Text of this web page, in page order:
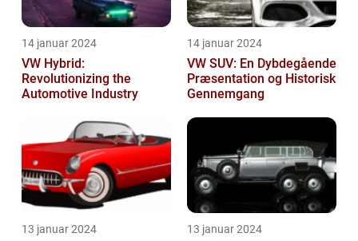
14 januar 2024
VW Hybrid:
Revolutionizing the
Automotive Industry
14 januar 2024
VW SUV: En Dybdegående
Præsentation og Historisk
Gennemgang
13 januar 2024 13 januar 2024